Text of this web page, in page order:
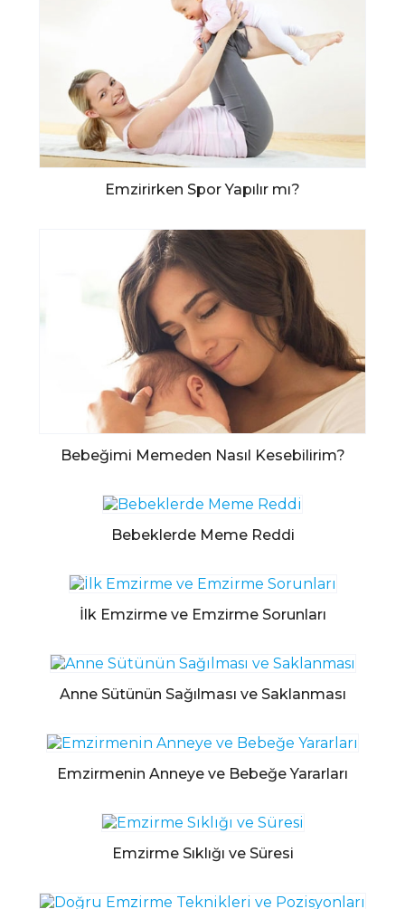
Emzirirken Spor Yapılır mı?
Bebeğimi Memeden Nasıl Kesebilirim?
Bebeklerde Meme Reddi
İlk Emzirme ve Emzirme Sorunları
Anne Sütünün Sağılması ve Saklanması
Emzirmenin Anneye ve Bebeğe Yararları
Emzirme Sıklığı ve Süresi